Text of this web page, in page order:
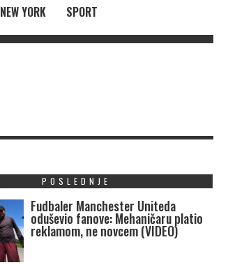
NEW YORK SPORT
POSLEDNJE
Fudbaler Manchester Uniteda
oduševio fanove: Mehaničaru platio
reklamom, ne novcem (VIDEO)